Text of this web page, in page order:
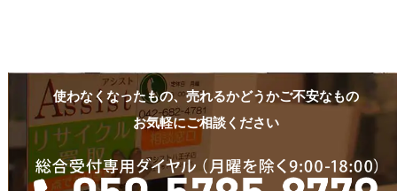
使わなくなったもの、売れるかどうかご不安なもの
お気軽にご相談ください